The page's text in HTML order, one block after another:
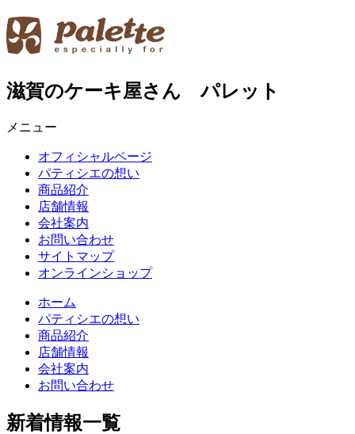
滋賀のケーキ屋さん パレット
メニュー
オフィシャルページ
パティシエの想い
商品紹介
店舗情報
会社案内
お問い合わせ
サイトマップ
オンラインショップ
ホーム
パティシエの想い
商品紹介
店舗情報
会社案内
お問い合わせ
新着情報一覧